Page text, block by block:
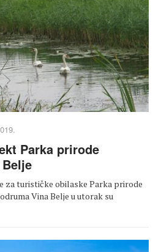
Parka prirode
za turističke obilaske Parka prirode
Vina Belje u utorak su